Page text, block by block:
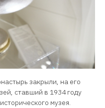
закрыли, на его
ставший в 1934 году
музея.